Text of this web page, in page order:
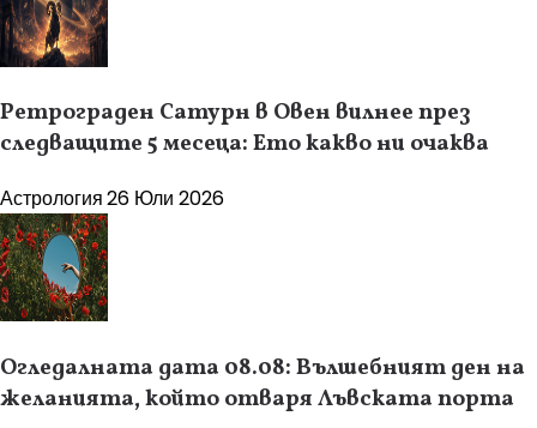
Ретрограден Сатурн в Овен вилнее през
следващите 5 месеца: Ето какво ни очаква
Астрология26 Юли 2026
Огледалната дата 08.08: Вълшебният ден на
желанията, който отваря Лъвската порта